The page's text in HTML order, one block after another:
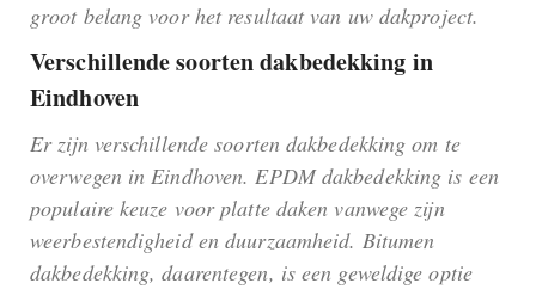
groot belang voor het resultaat van uw dakproject.
Verschillende soorten dakbedekking in
Eindhoven
Er zijn verschillende soorten dakbedekking om te
overwegen in Eindhoven. EPDM dakbedekking is een
populaire keuze voor platte daken vanwege zijn
weerbestendigheid en duurzaamheid. Bitumen
dakbedekking, daarentegen, is een geweldige optie